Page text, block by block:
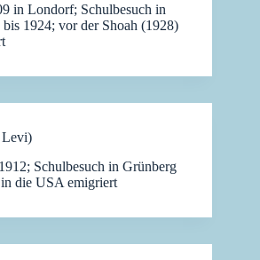
in Londorf; Schulbesuch in
1924; vor der Shoah (1928)
Levi)
Schulbesuch in Grünberg
die USA emigriert